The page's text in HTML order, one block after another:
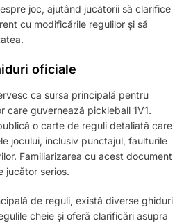
joc, ajutând jucătorii să clarifice
cu modificările regulilor și să
oficiale
ca sursa principală pentru
care guvernează pickleball 1V1.
o carte de reguli detaliată care
jocului, inclusiv punctajul, faulturile
Familiarizarea cu acest document
jucător serios.
de reguli, există diverse ghiduri
cheie și oferă clarificări asupra